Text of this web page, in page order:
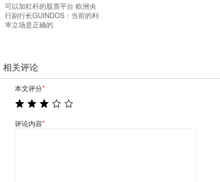
可以加杠杆的股票平台 欧洲央
行副行长GUINDOS：当前的利
率立场是正确的
相关评论
本文评分*
评论内容*